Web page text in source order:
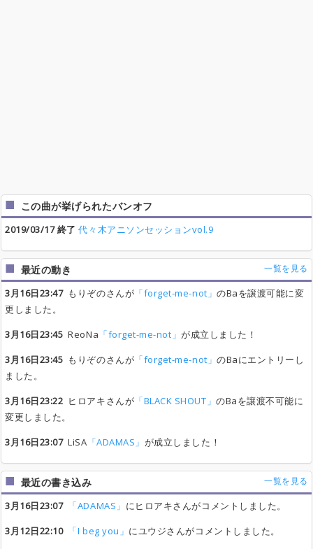
この曲が挙げられたバンオフ
2019/03/17 終了 代々木アニソンセッションvol.9
最近の動き 一覧を見る
3月16日23:47もりぞのさんが 「forget-me-not」のBaを譲渡可能に変
更しました。
3月16日23:45 ReoNa 「forget-me-not」が成立しました！
3月16日23:45 もりぞのさんが 「forget-me-not」のBaにエントリーし
ました。
3月16日23:22 ヒロアキさんが 「BLACK SHOUT」のBaを譲渡不可能に
変更しました。
3月16日23:07LiSA 「ADAMAS」 が成立しました！
最近の書き込み 一覧を見る
3月16日23:07 「ADAMAS」 にヒロアキさんがコメントしました。
3月12日22:10
「I beg you」 にユウジさんがコメントしました。